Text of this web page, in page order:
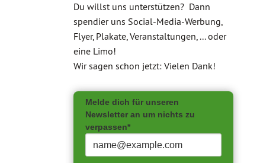
Du willst uns unterstützen? Dann
spendier uns Social-Media-Werbung,
Flyer, Plakate, Veranstaltungen, ... oder
eine Limo!
Wir sagen schon jetzt: Vielen Dank!
Melde dich für unseren
Newsletter an um nichts zu
verpassen*